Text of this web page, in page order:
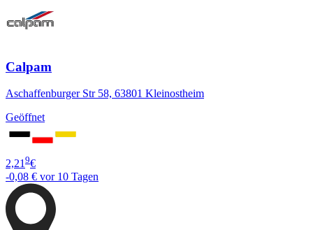
Calpam
Aschaffenburger Str 58, 63801 Kleinostheim
Geöffnet
2,219€
-0,08 € vor 10 Tagen